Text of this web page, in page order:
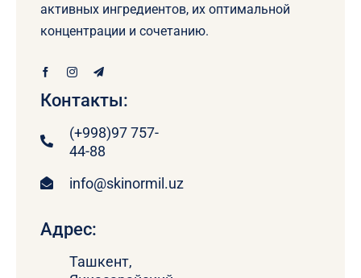
активных ингредиентов, их оптимальной
концентрации и сочетанию.
Контакты:
(+998)97 757-
44-88
info@skinormil.uz
Адрес:
Ташкент,